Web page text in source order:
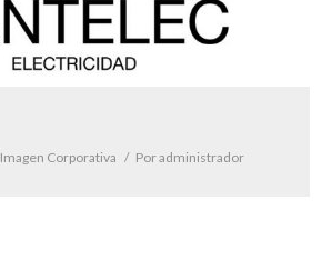
Imagen Corporativa Poradministrador